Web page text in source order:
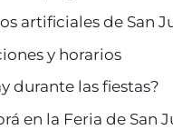
artificiales de San
y horarios
durante las fiestas?
en la Feria de San